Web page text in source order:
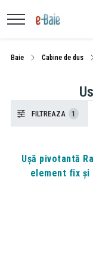
Baie Cabine de dus
FILTREAZA 1
Ușă pivotantă
element fix și